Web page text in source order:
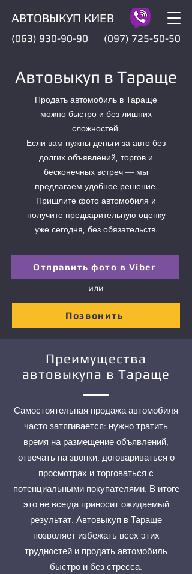
АВТОВЫКУП КИЕВ
(097) 725-50-50
(063) 930-90-90
Автовыкуп в Тараще
Продать автомобиль в Тараще
можно быстро и без лишних
сложностей.
Если вам нужны деньги за авто без
долгих объявлений, торгов и
бесконечных встреч — мы
предлагаем удобное решение.
Пришлите фото автомобиля и
получите предварительную оценку
уже сегодня, без обязательств.
Отправить фото в Viber
или
Позвонить
Преимущества
автовыкупа в Тараще
Самостоятельная продажа автомобиля
часто затягивается: нужно тратить
время на размещение объявлений,
отвечать на звонки, договариваться о
просмотрах и торговаться с
потенциальными покупателями. В итоге
это не всегда приносит ожидаемый
результат. Автовыкуп в Тараще
позволяет избежать всех этих
трудностей и продать автомобиль
быстро и без стресса.